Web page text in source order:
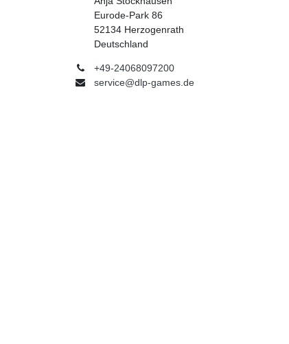
Eurode-Park 86
52134 Herzogenrath
Deutschland
+49-24068097200
service@dlp-games.de